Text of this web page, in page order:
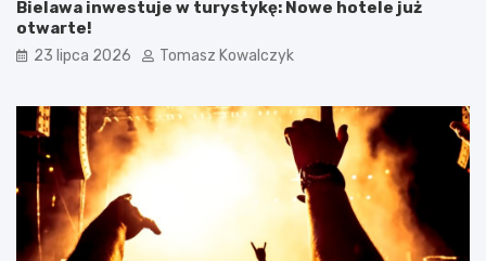
Bielawa inwestuje w turystykę: Nowe hotele już
otwarte!
23 lipca 2026 Tomasz Kowalczyk